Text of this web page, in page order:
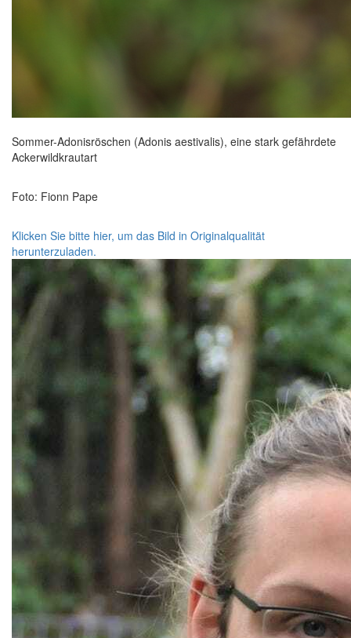
Sommer-Adonisröschen (Adonis aestivalis), eine stark gefährdete
Ackerwildkrautart
Foto: Fionn Pape
Klicken Sie bitte hier, um das Bild in Originalqualität
herunterzuladen.